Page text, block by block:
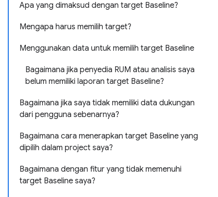
Apa yang dimaksud dengan target Baseline?
Mengapa harus memilih target?
Menggunakan data untuk memilih target Baseline
Bagaimana jika penyedia RUM atau analisis saya
belum memiliki laporan target Baseline?
Bagaimana jika saya tidak memiliki data dukungan
dari pengguna sebenarnya?
Bagaimana cara menerapkan target Baseline yang
dipilih dalam project saya?
Bagaimana dengan fitur yang tidak memenuhi
target Baseline saya?